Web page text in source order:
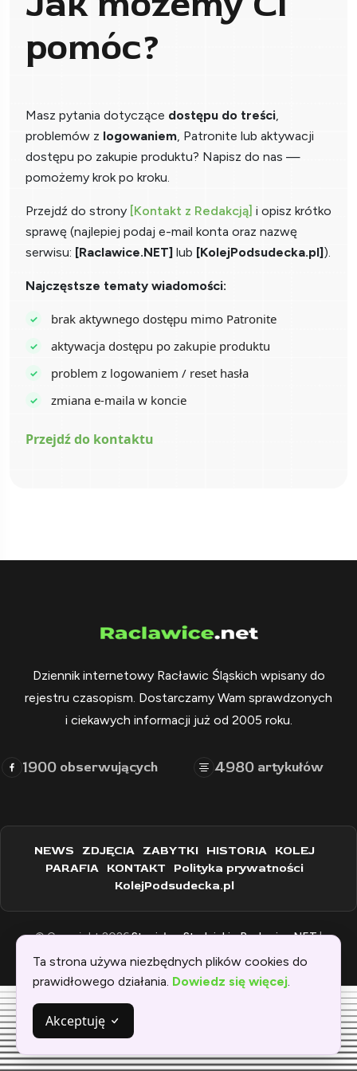
pomóc?
Masz pytania dotyczące dostępu do treści,
problemów z logowaniem, Patronite lub aktywacji
dostępu po zakupie produktu? Napisz do nas —
pomożemy krok po kroku.
Przejdź do strony [Kontakt z Redakcją] i opisz krótko
sprawę (najlepiej podaj e-mail konta oraz nazwę
serwisu: [Raclawice.NET] lub [KolejPodsudecka.pl]).
Najczęstsze tematy wiadomości:
brak aktywnego dostępu mimo Patronite
aktywacja dostępu po zakupie produktu
problem z logowaniem / reset hasła
zmiana e-maila w koncie
Przejdź do kontaktu
Dziennik internetowy Racławic Śląskich wpisany do
rejestru czasopism. Dostarczamy Wam sprawdzonych
i ciekawych informacji już od 2005 roku.
1900 obserwujących 4980 artykułów
NEWS ZDJĘCIA ZABYTKI HISTORIA KOLEJ
PARAFIA KONTAKT Polityka prywatności
KolejPodsudecka.pl
© Copyright 2026Stanisław Stadnicki - Raclawice.NET|
Ta strona używa niezbędnych plików cookies do
prawidłowego działania. Dowiedz się więcej.
Akceptuję